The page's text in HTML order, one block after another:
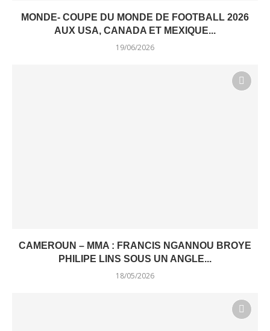
MONDE- COUPE DU MONDE DE FOOTBALL 2026
AUX USA, CANADA ET MEXIQUE...
19/06/2026
CAMEROUN – MMA : FRANCIS NGANNOU BROYE
PHILIPE LINS SOUS UN ANGLE...
18/05/2026